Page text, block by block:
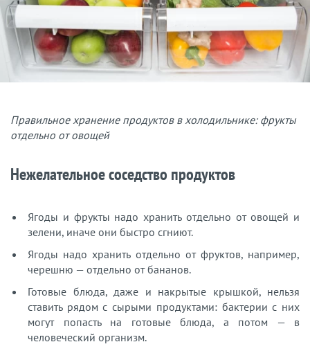
Правильное хранение продуктов в холодильнике: фрукты
отдельно от овощей
Нежелательное соседство продуктов
Ягоды и фрукты надо хранить отдельно от овощей и
зелени, иначе они быстро сгниют.
Ягоды надо хранить отдельно от фруктов, например,
черешню — отдельно от бананов.
Готовые блюда, даже и накрытые крышкой, нельзя
ставить рядом с сырыми продуктами: бактерии с них
могут попасть на готовые блюда, а потом — в
человеческий организм.